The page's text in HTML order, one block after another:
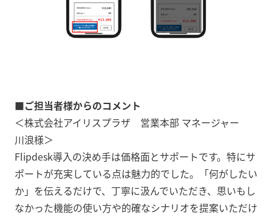
■ご担当者様からのコメント
＜株式会社アイリスプラザ 営業本部 マネージャー
川浪様＞
Flipdesk導入の決め手は価格面とサポートです。特にサ
ポートが充実している点は魅力的でした。「何がしたい
か」を伝えるだけで、丁寧に汲んでいただき、思いもし
なかった機能の使い方や的確なシナリオを提案いただけ